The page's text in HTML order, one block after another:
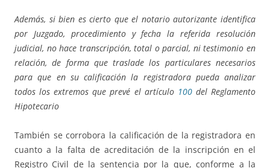
Además, si bien es cierto que el notario autorizante identifica
por Juzgado, procedimiento y fecha la referida resolución
judicial, no hace transcripción, total o parcial, ni testimonio en
relación, de forma que traslade los particulares necesarios
para que en su calificación la registradora pueda analizar
todos los extremos que prevé el artículo 100del Reglamento
Hipotecario
También se corrobora la calificación de la registradora en
cuanto a la falta de acreditación de la inscripción en el
Registro Civil de la sentencia por la que, conforme a la